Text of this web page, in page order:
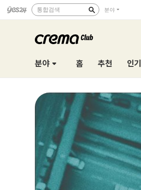
통합검색 분야
분야 홈 추천 인기